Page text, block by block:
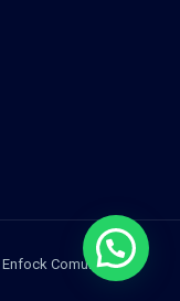
Enfock Comunicação